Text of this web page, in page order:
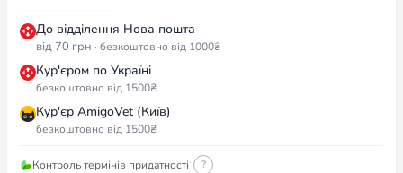
До відділення Нова пошта
від 70 грн · безкоштовно від 1000₴
Кур'єром по Україні
безкоштовно від 1500₴
Кур'єр AmigoVet (Київ)
безкоштовно від 1500₴
Контроль термінів придатності ?